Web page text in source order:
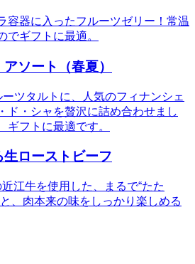
容器に入ったフルーツゼリー！常温
でギフトに最適。
ソート（春夏）
ツタルトに、人気のフィナンシェ
ド・シャを贅沢に詰め合わせまし
ギフトに最適です。
ローストビーフ
江牛を使用した、まるで“たた
、肉本来の味をしっかり楽しめる